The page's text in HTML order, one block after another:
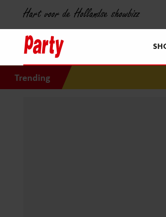
Hart voor de Hollandse showbizz
Trending